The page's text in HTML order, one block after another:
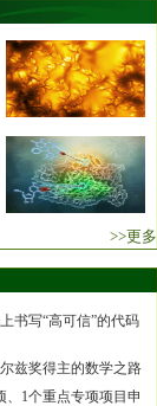
>>更多
书写“高可信”的代码
兹奖得主的数学之路
、1个重点专项项目申